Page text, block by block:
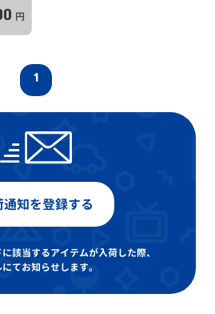
円
1
通知を登録する
該当するアイテムが入荷した際、
てお知らせします。